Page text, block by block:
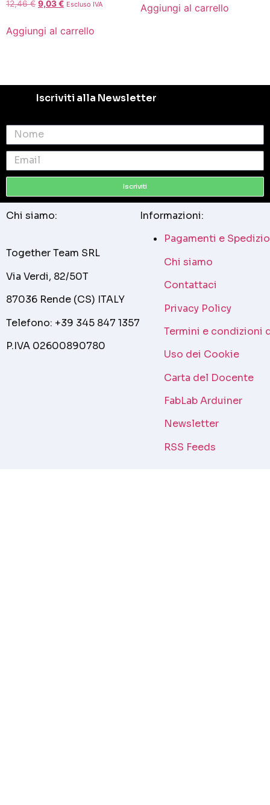
12,46€ 9,03€ Escluso IVA
Aggiungi al carrello
Aggiungi al carrello
Iscriviti alla Newsletter
Iscriviti
Chi siamo:
Together Team SRL
Via Verdi, 82/50T
87036 Rende (CS) ITALY
Telefono: +39 345 847 1357
P.IVA 02600890780
Informazioni:
Pagamenti e
Chi siamo
Contattaci
Privacy Policy
Termini e condizioni
Uso dei Cookie
Carta del Docente
FabLab Arduiner
Newsletter
RSS Feeds